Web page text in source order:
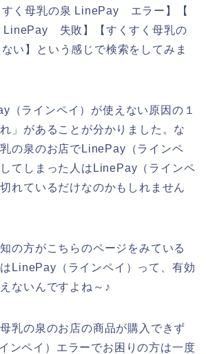
すく母乳の泉 LinePay エラー】【
LinePay 失敗】【すくすく母乳の
い】という感じで検索をしてみま
（ラインペイ）が使えない原因の１
」があることが分かりました。な
の泉のお店でLinePay（ラインペ
てしまった人はLinePay（ラインペ
れているだけなのかもしれません
の方がこちらのページをみている
LinePay（ラインペイ）って、有効
ないんですよね～♪
乳の泉のお店の商品が購入できず
ンペイ）エラーでお困りの方は一度